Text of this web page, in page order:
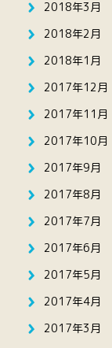
2018年3月
2018年2月
2018年1月
2017年12月
2017年11月
2017年10月
2017年9月
2017年8月
2017年7月
2017年6月
2017年5月
2017年4月
2017年3月